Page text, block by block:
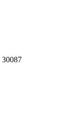
30087